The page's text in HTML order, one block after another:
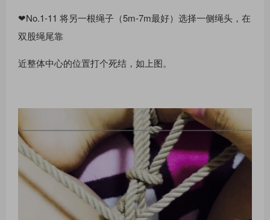
❤No.1-11 将另⼀根绳⼦（5m-7m最好）选择⼀侧绳头，在
双股绳尾靠
近整体中⼼的位置打个死结，如上图。